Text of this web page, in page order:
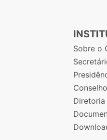
Sobre o
Diretoria